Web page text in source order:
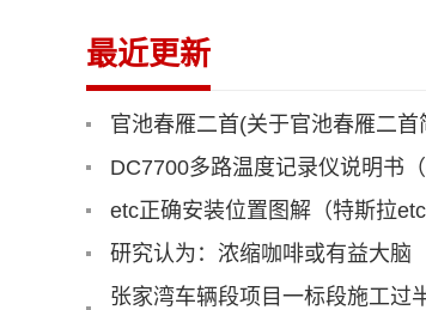
最近更新
官池春雁二首(关于官池春雁二首
DC7700多路温度记录仪说明书（
etc正确安装位置图解（特斯拉
研究认为：浓缩咖啡或有益大脑
张家湾车辆段项目一标段施工过